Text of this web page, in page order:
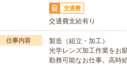
交通費
交通費支給有り
仕事内容
製造（組立・加工）
光学レンズ加工作業をお
勤務可能なお仕事。高時